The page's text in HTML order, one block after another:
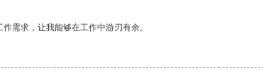
需求，让我能够在工作中游刃有余。